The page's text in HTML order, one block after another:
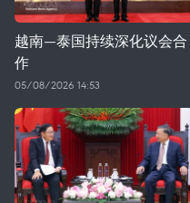
越南—泰国持续深化议会合
作
05/08/2026 14:53